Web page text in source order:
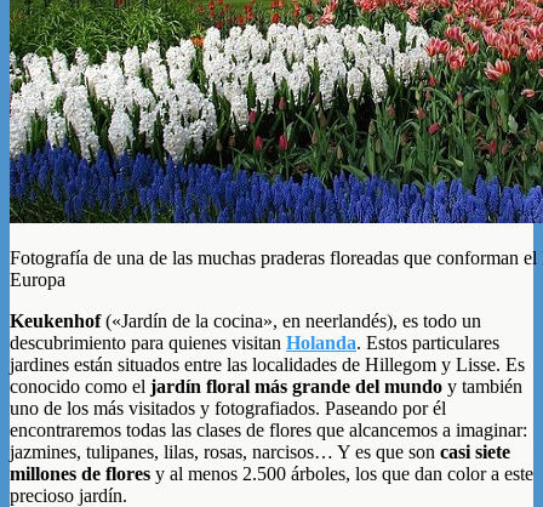
Fotografía de una de las muchas praderas floreadas que conforman
Europa
Keukenhof(«Jardín de la cocina», en neerlandés), es todo un
descubrimiento para quienes visitan Holanda. Estos particulares
jardines están situados entre las localidades de Hillegom y Lisse. Es
conocido como el jardín floral más grande del mundo y también
uno de los más visitados y fotografiados. Paseando por él
encontraremos todas las clases de flores que alcancemos a imaginar:
jazmines, tulipanes, lilas, rosas, narcisos… Y es que son casi siete
millones de flores y al menos 2.500 árboles, los que dan color a este
precioso jardín.